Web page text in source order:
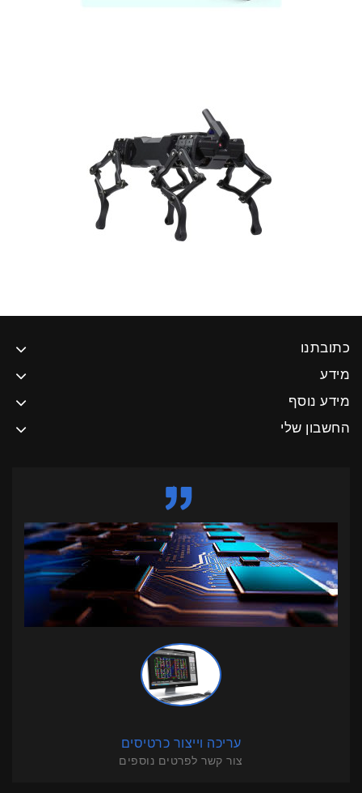
כתובתנו
מידע
מידע נוסף
החשבון שלי
עריכה וייצור כרטיסים
צור קשר לפרטים נוספים